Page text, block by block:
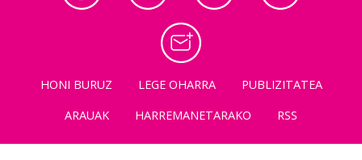
HONI BURUZ LEGE OHARRA
PUBLIZITATEA
ARAUAK
HARREMANETARAKO RSS